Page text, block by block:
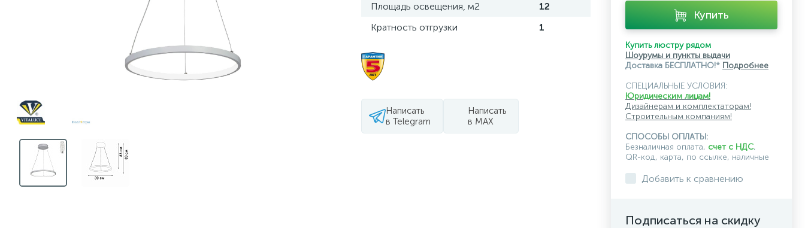
Площадь освещения, м2
12
Кратность отгрузки
1
Написать
в Telegram
Написать
в MAX
Купить
Купить люстру рядом
Шоурумы и пункты выдачи
Доставка БЕСПЛАТНО!* Подробнее
СПЕЦИАЛЬНЫЕ УСЛОВИЯ:
Юридическим лицам!
Дизайнерам и комплектаторам!
Строительным компаниям!
СПОСОБЫ ОПЛАТЫ:
Безналичная оплата, счет с НДС,
QR-код, карта, по ссылке, наличные
Добавить к сравнению
Подписаться на скидку